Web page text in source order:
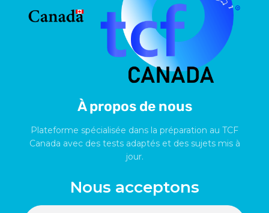
À propos de nous
Plateforme spécialisée dans la préparation au TCF
Canada avec des tests adaptés et des sujets mis à
jour.
Nous acceptons